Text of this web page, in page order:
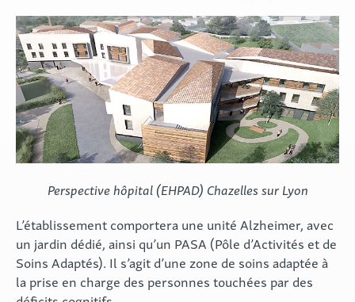
Perspective hôpital (EHPAD) Chazelles sur Lyon
L’établissement comportera une unité Alzheimer, avec
un jardin dédié, ainsi qu’un PASA (Pôle d’Activités et de
Soins Adaptés). Il s’agit d’une zone de soins adaptée à
la prise en charge des personnes touchées par des